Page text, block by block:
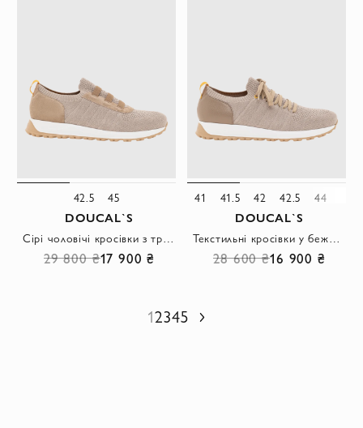
42.5 45
DOUCAL`S
Сірі чоловічі кросівки з трикотажного текстилю та шкіри
29 800 ₴17 900 ₴
41 41.5 42 42.5 44
DOUCAL`S
Текстильні кросівки у бежевому кольорі зі шкіряним оздобленням
28 600 ₴16 900 ₴
12345Наступний